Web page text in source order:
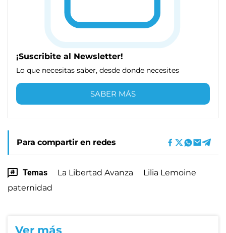
¡Suscribite al Newsletter!
Lo que necesitas saber, desde donde necesites
SABER MÁS
Para compartir en redes
Temas La Libertad Avanza
Lilia Lemoine
paternidad
Ver más